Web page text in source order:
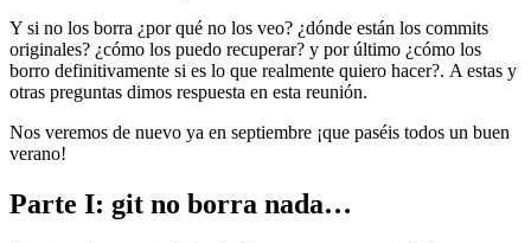
Y si no los borra ¿por qué no los veo? ¿dónde están los commits
originales? ¿cómo los puedo recuperar? y por último ¿cómo los
borro definitivamente si es lo que realmente quiero hacer?. A estas y
otras preguntas dimos respuesta en esta reunión.
Nos veremos de nuevo ya en septiembre ¡que paséis todos un buen
verano!
Parte I: git no borra nada…